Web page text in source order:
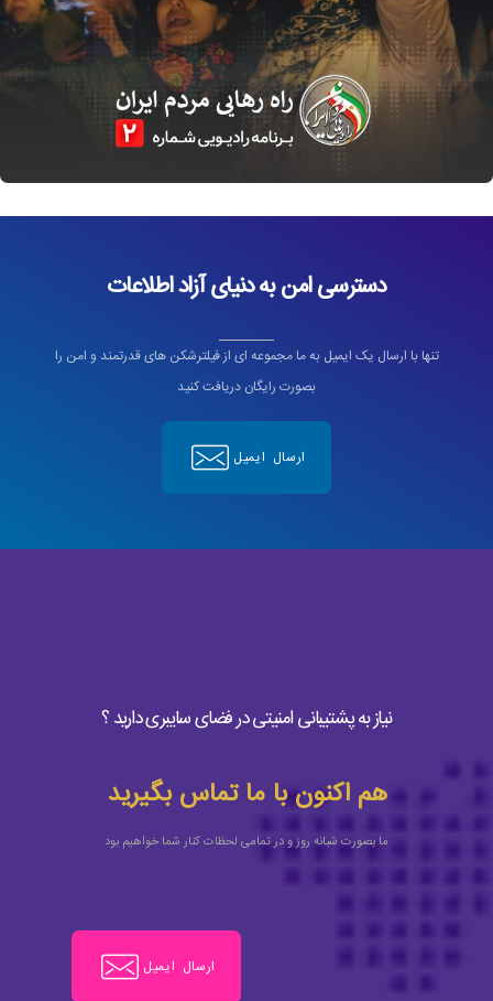
دسترسی امن به دنیای آزاد اطلاعات
تنها با ارسال یک ایمیل به ما مجموعه ای از فیلترشکن های قدرتمند و امن را
بصورت رایگان دریافت کنید
ارسال ایمیل
نیاز به پشتیبانی امنیتی در فضای سایبری دارید ؟
هم اکنون با ما تماس بگیرید
ما بصورت شبانه روز و در تمامی لحظات کنار شما خواهیم بود
ارسال ایمیل